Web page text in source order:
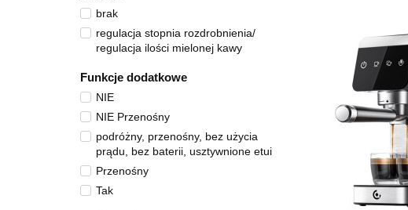
brak
regulacja stopnia rozdrobnienia/
regulacja ilości mielonej kawy
Funkcje dodatkowe
NIE
NIE Przenośny
podróżny, przenośny, bez użycia
prądu, bez baterii, usztywnione etui
Przenośny
Tak